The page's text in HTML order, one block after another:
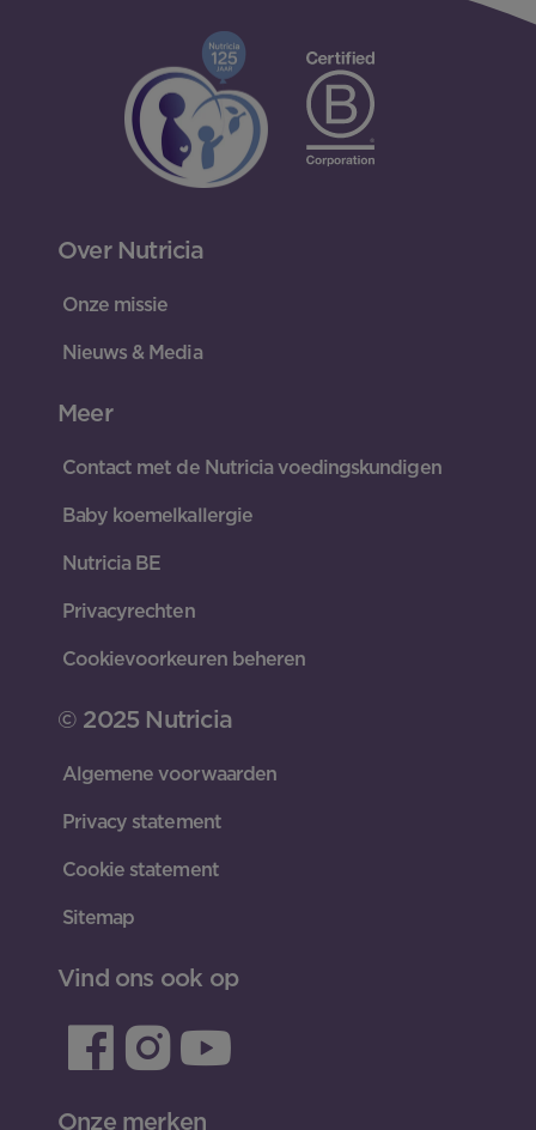
Over Nutricia
Onze missie
Nieuws & Media
Meer
Contact met de Nutricia voedingskundigen
Baby koemelkallergie
Nutricia BE
Privacyrechten
Cookievoorkeuren beheren
© 2025 Nutricia
Algemene voorwaarden
Privacy statement
Cookie statement
Sitemap
Vind ons ook op
Onze merken